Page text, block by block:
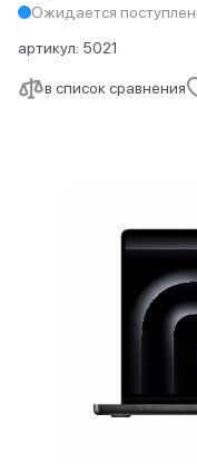
в список сравнения
Ожидается
артикул: 5021